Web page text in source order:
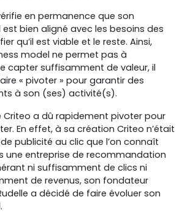
en permanence que son
bien aligné avec les besoins des
qu’il est viable et le reste. Ainsi,
model ne permet pas à
capter suffisamment de valeur, il
« pivoter » pour garantir des
à son (ses) activité(s).
Criteo a dû rapidement pivoter pour
En effet, à sa création Criteo n’était
publicité au clic que l’on connaît
une entreprise de recommandation
ni suffisamment de clics ni
de revenus, son fondateur
a décidé de faire évoluer son